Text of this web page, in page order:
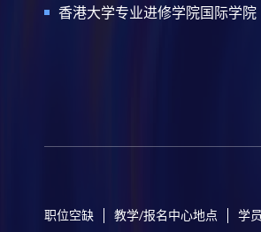
香港大学专业进修学院国际学院
职位空缺 教学/报名中心地点 学